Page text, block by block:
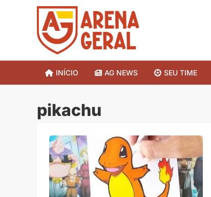
INÍCIO AG NEWS SEU TIME
pikachu